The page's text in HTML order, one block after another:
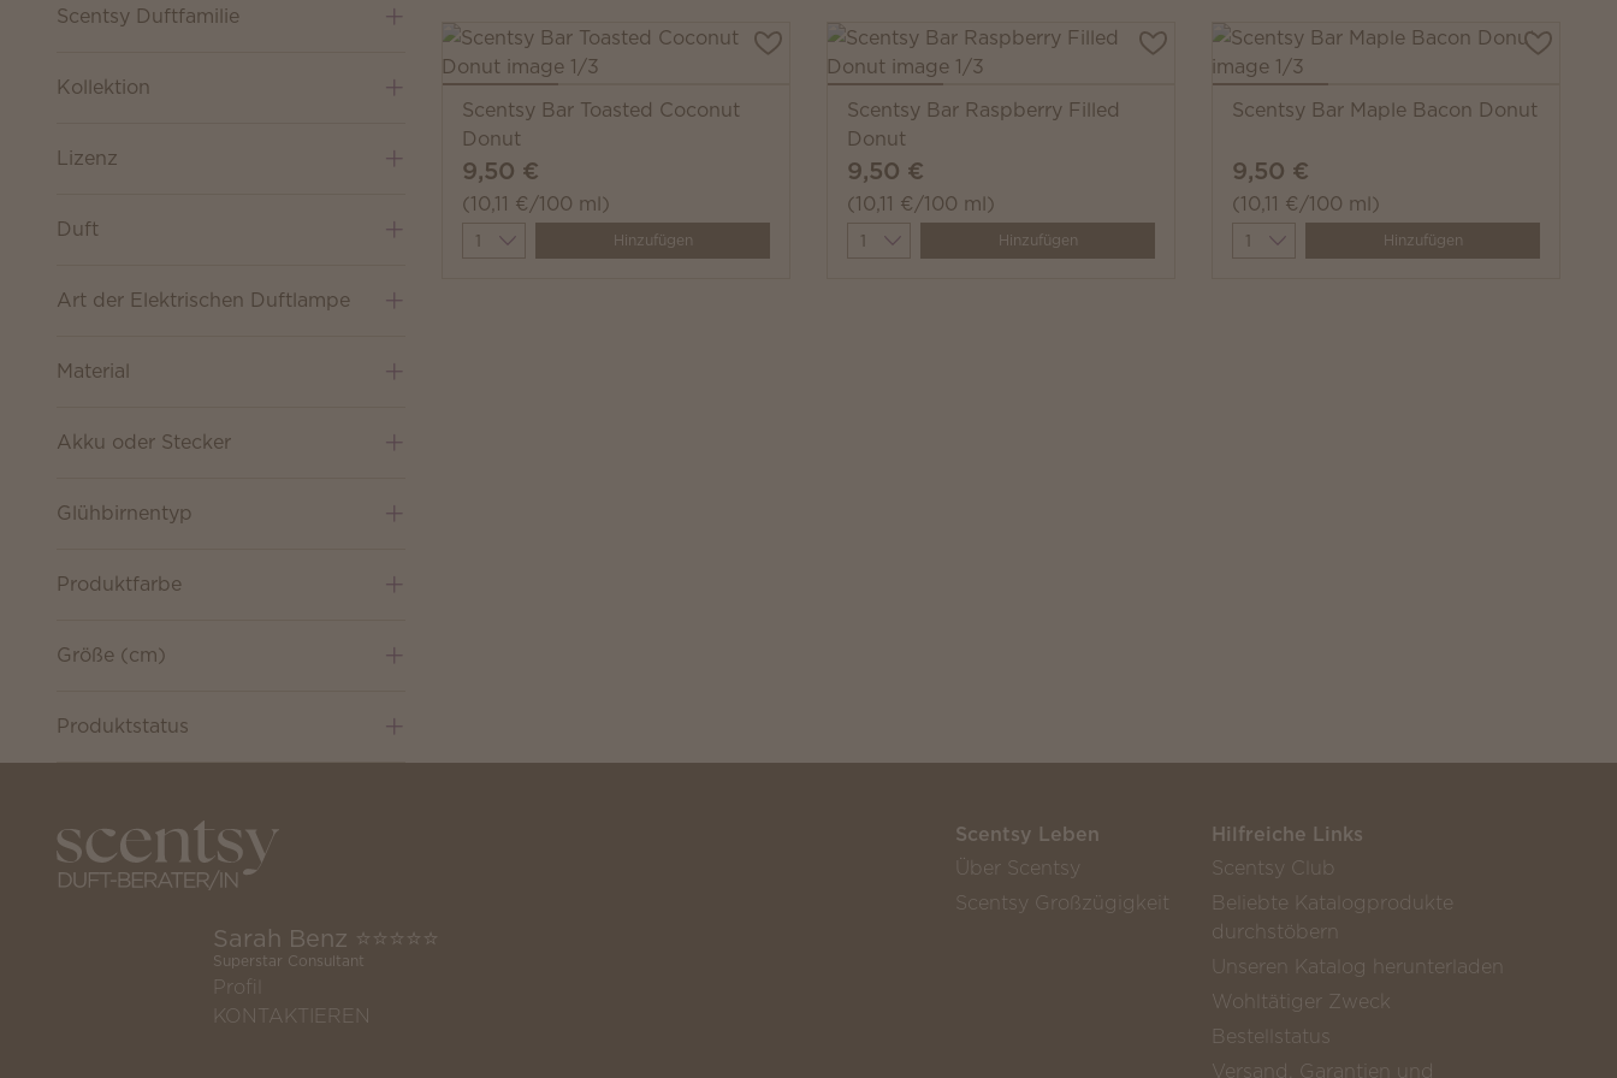
Scentsy Duftfamilie
Kollektion
Lizenz
Duft
Art der Elektrischen Duftlampe
Material
Akku oder Stecker
Glühbirnentyp
Produktfarbe
Größe (cm)
Produktstatus
Scentsy Bar Toasted Coconut
Donut
9,50 €
(10,11 €/100 ml)
Quantity
Hinzufügen
Scentsy Bar Raspberry Filled
Donut
9,50 €
(10,11 €/100 ml)
Quantity
Hinzufügen
Scentsy Bar Maple Bacon Donut
9,50 €
(10,11 €/100 ml)
Quantity
Hinzufügen
Sarah Benz ⭐️⭐️⭐️⭐️⭐️
Superstar Consultant
Profil
KONTAKTIEREN
Scentsy Leben
Über Scentsy
Scentsy Großzügigkeit
Hilfreiche Links
Scentsy Club
Beliebte Katalogprodukte
durchstöbern
Unseren Katalog herunterladen
Wohltätiger Zweck
Bestellstatus
Versand, Garantien und